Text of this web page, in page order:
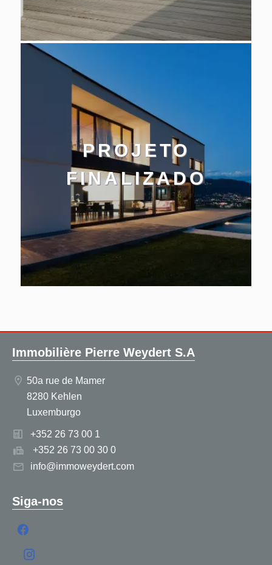
PROJETO
FINALIZADO
Immobilière Pierre Weydert S.A
50a rue de Mamer
8280 Kehlen
Luxemburgo
+352 26 73 00 1
+352 26 73 00 30 0
info@immoweydert.com
Siga-nos